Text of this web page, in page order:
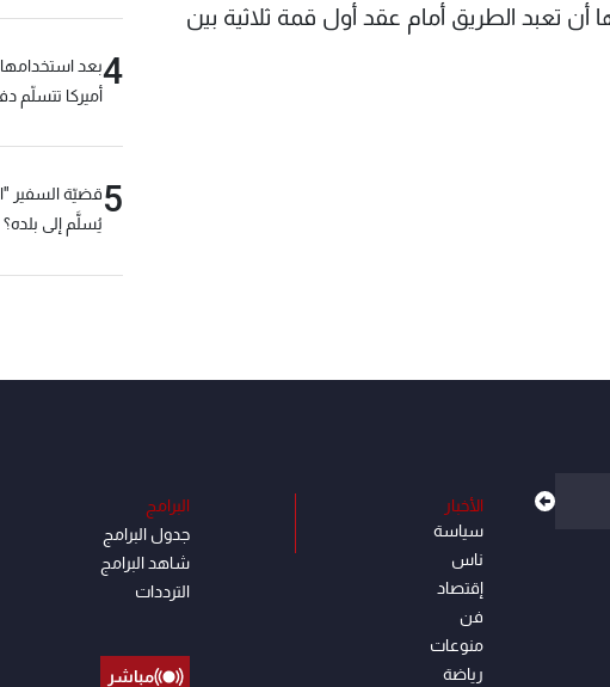
أن تعبد الطريق أمام عقد أول قمة ثلاثية بين
4بعد
أميركا تتسلّم
5قضيّة
يُسلَّم إلى بلده؟
الأخبار
سياسة
ناس
إقتصاد
فن
منوعات
رياضة
البرامج
جدول البرامج
شاهد البرامج
الترددات
مباشر